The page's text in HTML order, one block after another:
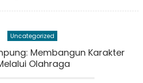
ke
Uncategorized
Membangun Karakter
Olahraga